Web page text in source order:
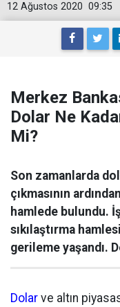
09:35
12 Ağustos 2020
Merkez
Dolar Ne
Mi?
Son zamanlarda
çıkmasının
hamlede bulundu.
sıkılaştırma
gerileme yaşandı.
Dolar ve altın